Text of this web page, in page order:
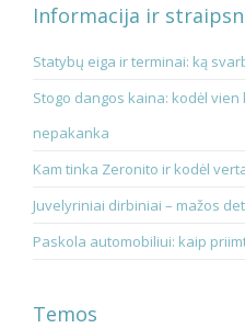
Informacija ir
Statybų eiga ir terminai: ką
Stogo dangos kaina: kodėl
nepakanka
Kam tinka Zeronito ir kodėl
Juvelyriniai dirbiniai – mažos
Paskola automobiliui: kaip
Temos